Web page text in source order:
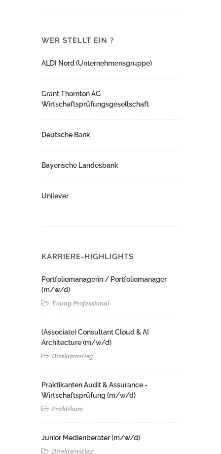
WER STELLT EIN ?
ALDI Nord (Unternehmensgruppe)
Grant Thornton AG
Wirtschaftsprüfungsgesellschaft
Deutsche Bank
Bayerische Landesbank
Unilever
KARRIERE-HIGHLIGHTS
Portfoliomanagerin / Portfoliomanager
(m/w/d)
Young Professional
(Associate) Consultant Cloud & AI
Architecture (m/w/d)​ ​
Direkteinstieg
Praktikanten Audit & Assurance -
Wirtschaftsprüfung (m/w/d)
Praktikum
Junior Medienberater (m/w/d)
Direkteinstieg